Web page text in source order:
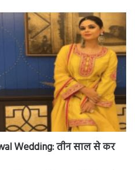
Wedding: तीन साल से कर